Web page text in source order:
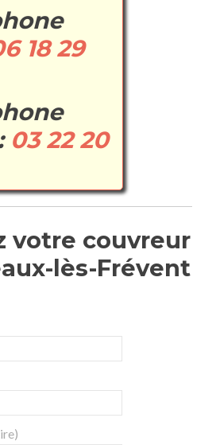
18 29
03 22 20
votre couvreur
lès-Frévent